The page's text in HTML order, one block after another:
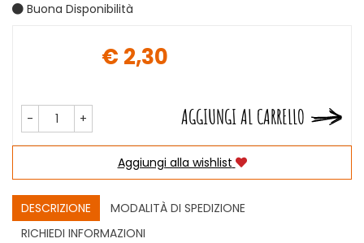
Buona Disponibilità
€ 2,30
- + AGGIUNGI AL CARRELLO
Aggiungi alla wishlist
DESCRIZIONE
MODALITÀ DI SPEDIZIONE
RICHIEDI INFORMAZIONI